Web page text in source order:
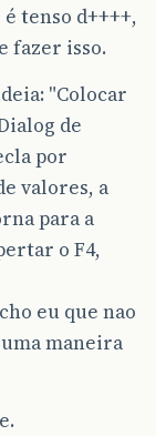
tenso d++++,
fazer isso.
"Colocar
de
por
valores, a
para a
o F4,
eu que nao
maneira